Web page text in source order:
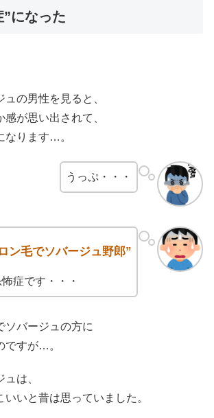
になった
ュの男性を見ると、
が思い出されて、
なります…。
うっぷ・・・
ン毛でソバージュ野郎”
症です・・・
ソバージュの方に
ですが…。
は、
いと昔は思っていました。